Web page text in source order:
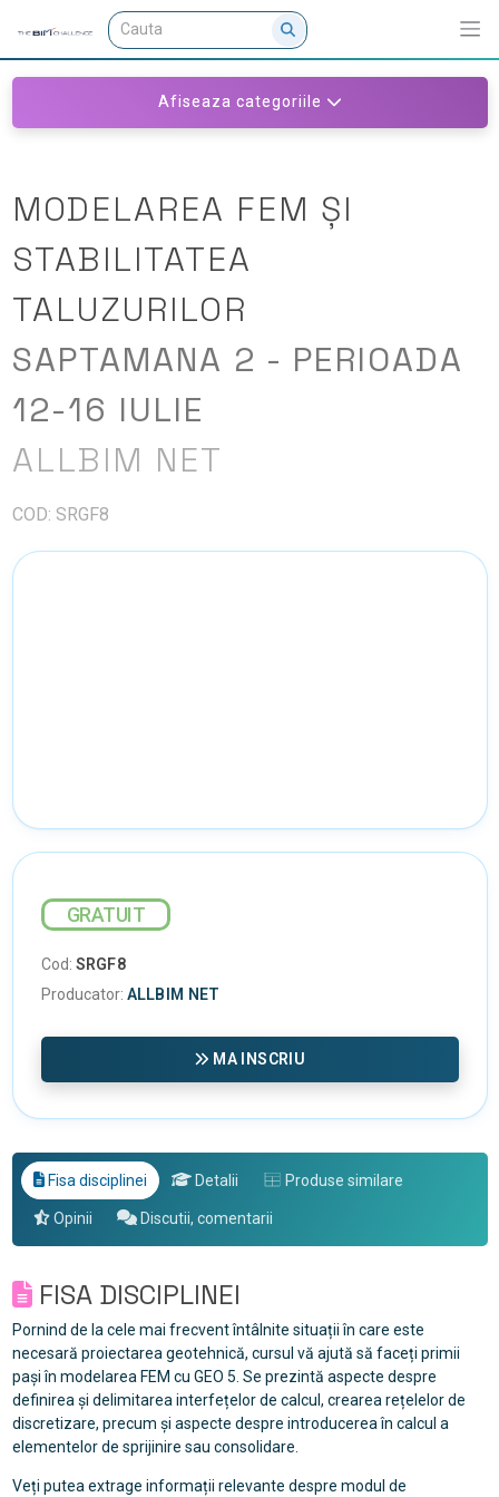
Afiseaza categoriile
MODELAREA FEM ȘI
STABILITATEA
TALUZURILOR
SAPTAMANA 2 - PERIOADA
12-16 IULIE
ALLBIM NET
COD: SRGF8
GRATUIT
Cod: SRGF8
Producator: ALLBIM NET
MA INSCRIU
Fisa disciplinei Detalii Produse similare
Opinii Discutii, comentarii
FISA DISCIPLINEI
Pornind de la cele mai frecvent întâlnite situații în care este
necesară proiectarea geotehnică, cursul vă ajută să faceți primii
pași în modelarea FEM cu GEO 5. Se prezintă aspecte despre
definirea și delimitarea interfețelor de calcul, crearea rețelelor de
discretizare, precum și aspecte despre introducerea în calcul a
elementelor de sprijinire sau consolidare.
Veți putea extrage informații relevante despre modul de